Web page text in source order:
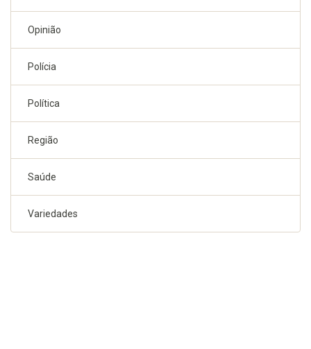
Opinião
Polícia
Política
Região
Saúde
Variedades